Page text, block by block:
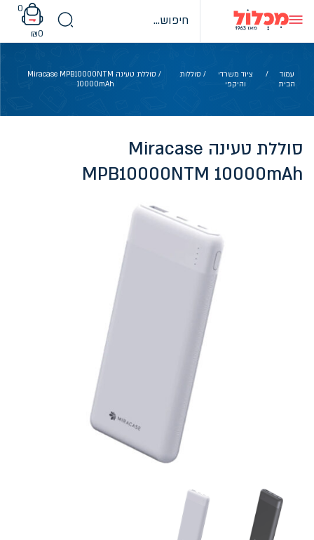
content
0
₪0
עמוד
הבית
/
ציוד משרדי
והיקפי
/ סוללות
/ סוללת טעינה Miracase MPB10000NTM
10000mAh
סוללת טעינה Miracase
MPB10000NTM 10000mAh